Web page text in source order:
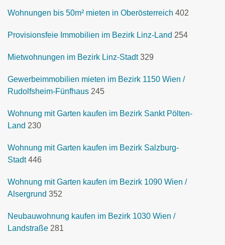
Wohnungen bis 50m² mieten in Oberösterreich 402
Provisionsfeie Immobilien im Bezirk Linz-Land 254
Mietwohnungen im Bezirk Linz-Stadt 329
Gewerbeimmobilien mieten im Bezirk 1150 Wien /
Rudolfsheim-Fünfhaus 245
Wohnung mit Garten kaufen im Bezirk Sankt Pölten-
Land 230
Wohnung mit Garten kaufen im Bezirk Salzburg-
Stadt 446
Wohnung mit Garten kaufen im Bezirk 1090 Wien /
Alsergrund 352
Neubauwohnung kaufen im Bezirk 1030 Wien /
Landstraße 281